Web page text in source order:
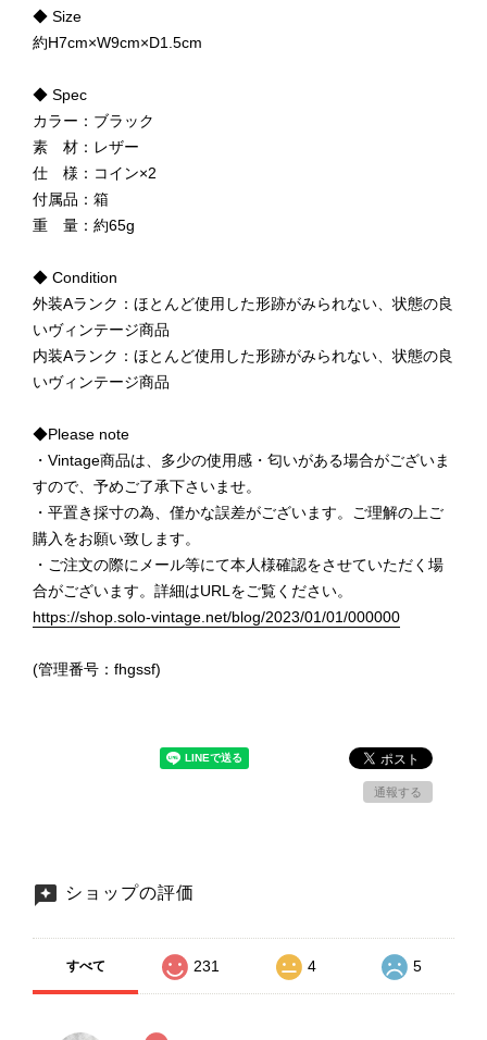
◆ Size
約H7cm×W9cm×D1.5cm
◆ Spec
カラー：ブラック
素 材：レザー
仕 様：コイン×2
付属品：箱
重 量：約65g
◆ Condition
外装Aランク：ほとんど使用した形跡がみられない、状態の良
いヴィンテージ商品
内装Aランク：ほとんど使用した形跡がみられない、状態の良
いヴィンテージ商品
◆Please note
・Vintage商品は、多少の使用感・匂いがある場合がございま
すので、予めご了承下さいませ。
・平置き採寸の為、僅かな誤差がございます。ご理解の上ご
購入をお願い致します。
・ご注文の際にメール等にて本人様確認をさせていただく場
合がございます。詳細はURLをご覧ください。
https://shop.solo-vintage.net/blog/2023/01/01/000000
(管理番号：fhgssf)
通報する
ショップの評価
すべて 231 4 5